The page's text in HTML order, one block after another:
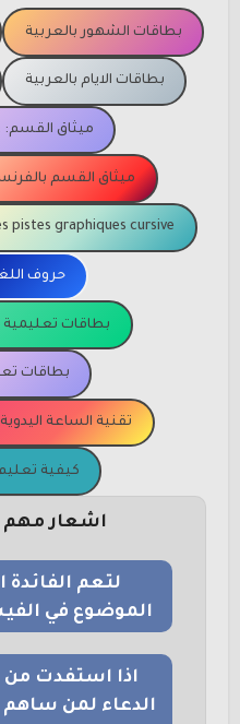
بطاقات الشهور بالعربية
بطاقات الايام بالعربية
ميثاق القسم:
ميثاق القسم
pistes graphiques cursive
حروف
بطاقات
بطاقات
تقنية الساعة
كيفية
اشعار مهم
لتعم
الموضوع في
اذا استفدت
الدعاء لمن ساهم